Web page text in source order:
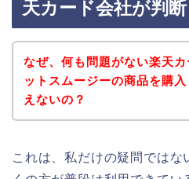
天カード会社が判断
なぜ、何も問題がない楽天
ットスムージーの商品を購
えないの？
これは、私だけの疑問ではな